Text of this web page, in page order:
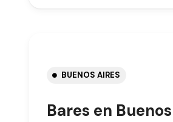
BUENOS AIRES
Bares en